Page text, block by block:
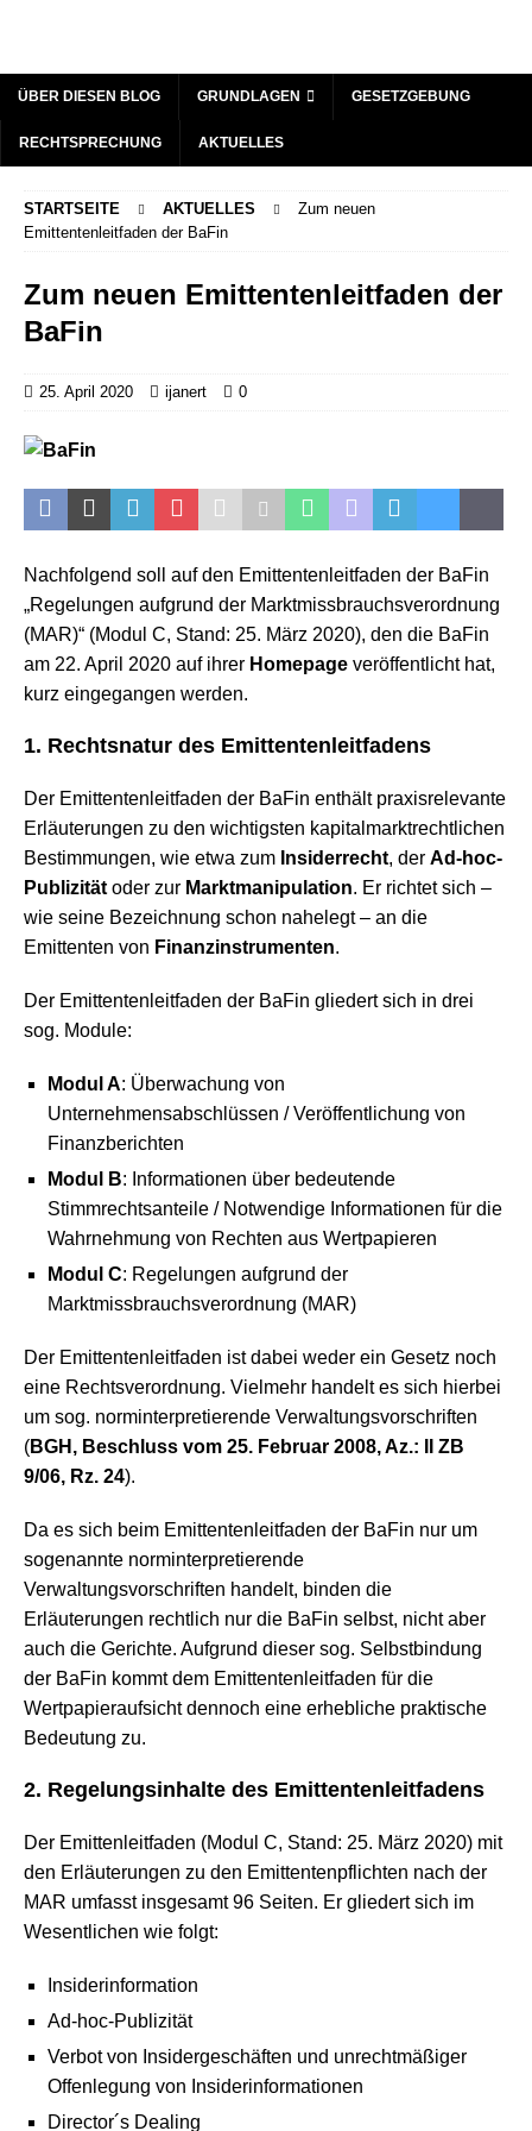
ÜBER DIESEN BLOG GRUNDLAGEN GESETZGEBUNG
RECHTSPRECHUNG AKTUELLES
STARTSEITE AKTUELLES
Zum neuen
Emittentenleitfaden der BaFin
Zum neuen Emittentenleitfaden der
BaFin
25. April 2020 ijanert 0
Nachfolgend soll auf den Emittentenleitfaden der BaFin
„Regelungen aufgrund der Marktmissbrauchsverordnung
(MAR)“ (Modul C, Stand: 25. März 2020), den die BaFin
am 22. April 2020 auf ihrer Homepage veröffentlicht hat,
kurz eingegangen werden.
1. Rechtsnatur des Emittentenleitfadens
Der Emittentenleitfaden der BaFin enthält praxisrelevante
Erläuterungen zu den wichtigsten kapitalmarktrechtlichen
Bestimmungen, wie etwa zum Insiderrecht, der Ad-hoc-
Publizität oder zur Marktmanipulation. Er richtet sich –
wie seine Bezeichnung schon nahelegt – an die
Emittenten von Finanzinstrumenten.
Der Emittentenleitfaden der BaFin gliedert sich in drei
sog. Module:
Modul A: Überwachung von
Unternehmensabschlüssen / Veröffentlichung von
Finanzberichten
Modul B: Informationen über bedeutende
Stimmrechtsanteile / Notwendige Informationen für die
Wahrnehmung von Rechten aus Wertpapieren
Modul C: Regelungen aufgrund der
Marktmissbrauchsverordnung (MAR)
Der Emittentenleitfaden ist dabei weder ein Gesetz noch
eine Rechtsverordnung. Vielmehr handelt es sich hierbei
um sog. norminterpretierende Verwaltungsvorschriften
(BGH, Beschluss vom 25. Februar 2008, Az.: II ZB
9/06, Rz. 24).
Da es sich beim Emittentenleitfaden der BaFin nur um
sogenannte norminterpretierende
Verwaltungsvorschriften handelt, binden die
Erläuterungen rechtlich nur die BaFin selbst, nicht aber
auch die Gerichte. Aufgrund dieser sog. Selbstbindung
der BaFin kommt dem Emittentenleitfaden für die
Wertpapieraufsicht dennoch eine erhebliche praktische
Bedeutung zu.
2. Regelungsinhalte des Emittentenleitfadens
Der Emittenleitfaden (Modul C, Stand: 25. März 2020) mit
den Erläuterungen zu den Emittentenpflichten nach der
MAR umfasst insgesamt 96 Seiten. Er gliedert sich im
Wesentlichen wie folgt:
Insiderinformation
Ad-hoc-Publizität
Verbot von Insidergeschäften und unrechtmäßiger
Offenlegung von Insiderinformationen
Director´s Dealing